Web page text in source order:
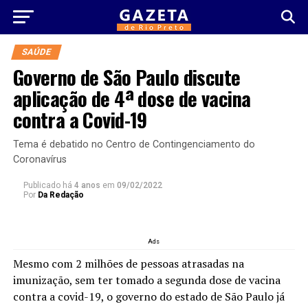
SAÚDE
Governo de São Paulo discute
aplicação de 4ª dose de vacina
contra a Covid-19
Tema é debatido no Centro de Contingenciamento do
Coronavírus
Publicado há 4 anos em 09/02/2022
Por Da Redação
Ads
Mesmo com 2 milhões de pessoas atrasadas na
imunização, sem ter tomado a segunda dose de vacina
contra a covid-19, o governo do estado de São Paulo já